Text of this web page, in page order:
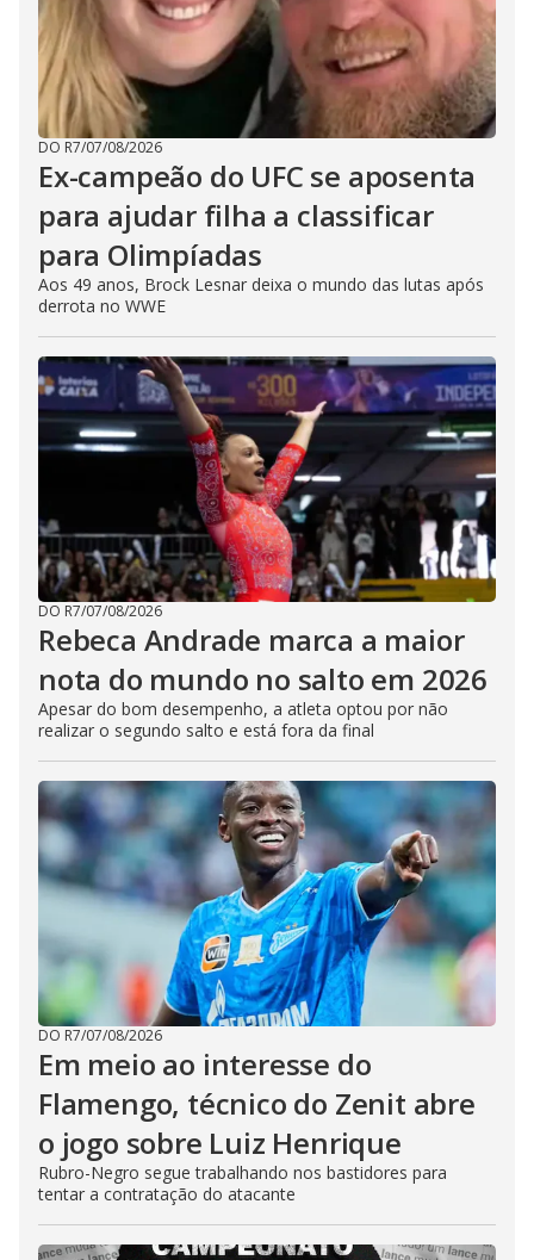
DO R7/07/08/2026
Ex-campeão do UFC se aposenta
para ajudar filha a classificar
para Olimpíadas
Aos 49 anos, Brock Lesnar deixa o mundo das lutas após
derrota no WWE
DO R7/07/08/2026
Rebeca Andrade marca a maior
nota do mundo no salto em 2026
Apesar do bom desempenho, a atleta optou por não
realizar o segundo salto e está fora da final
DO R7/07/08/2026
Em meio ao interesse do
Flamengo, técnico do Zenit abre
o jogo sobre Luiz Henrique
Rubro-Negro segue trabalhando nos bastidores para
tentar a contratação do atacante